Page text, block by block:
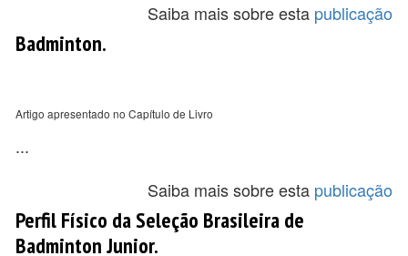
Saiba mais sobre esta publicação
Badminton.
Artigo apresentado no Capítulo de Livro
...
Saiba mais sobre esta publicação
Perfil Físico da Seleção Brasileira de
Badminton Junior.